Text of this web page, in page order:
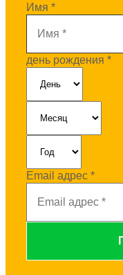
Имя *
день рождения *
Email адрес *